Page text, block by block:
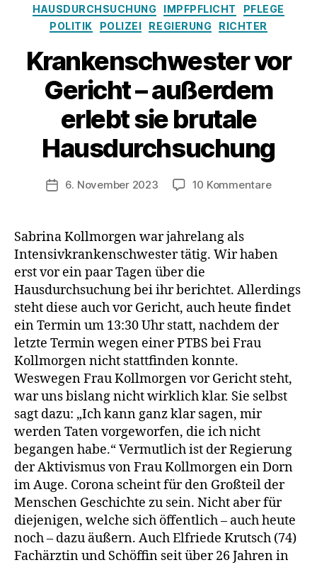
Kategorien
HAUSDURCHSUCHUNG IMPFPFLICHT
PFLEGE
POLITIK
POLIZEI REGIERUNG RICHTER
Krankenschwester vor
Gericht – außerdem
erlebt sie brutale
Hausdurchsuchung
Veröffentlichungsdatum
6. November 2023 10 Kommentarezu
sie
brutale
Sabrina Kollmorgen war jahrelang als
Intensivkrankenschwester tätig. Wir haben
erst vor ein paar Tagen über die
Hausdurchsuchung bei ihr berichtet. Allerdings
steht diese auch vor Gericht, auch heute findet
ein Termin um 13:30 Uhr statt, nachdem der
letzte Termin wegen einer PTBS bei Frau
Kollmorgen nicht stattfinden konnte.
Weswegen Frau Kollmorgen vor Gericht steht,
war uns bislang nicht wirklich klar. Sie selbst
sagt dazu: „Ich kann ganz klar sagen, mir
werden Taten vorgeworfen, die ich nicht
begangen habe.“ Vermutlich ist der Regierung
der Aktivismus von Frau Kollmorgen ein Dorn
im Auge. Corona scheint für den Großteil der
Menschen Geschichte zu sein. Nicht aber für
diejenigen, welche sich öffentlich – auch heute
noch – dazu äußern. Auch Elfriede Krutsch (74)
Fachärztin und Schöffin seit über 26 Jahren in